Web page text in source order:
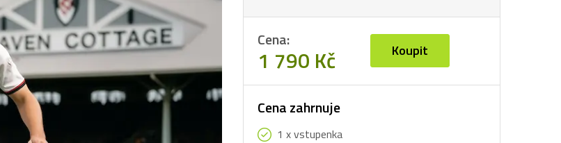
Cena:
1 790 Kč Koupit
Cena zahrnuje
1 x vstupenka